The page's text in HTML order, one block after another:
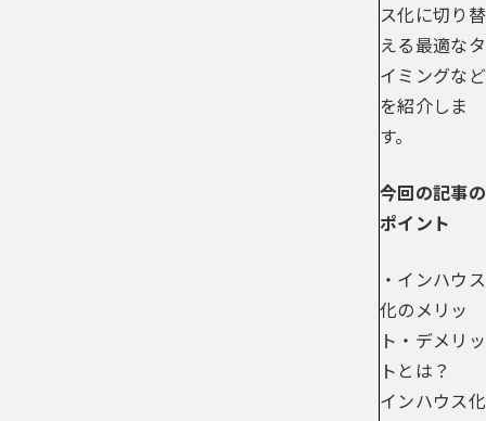
ス化に切り替
える最適なタ
イミングなど
を紹介しま
す。
今回の記事の
ポイント
・インハウス
化のメリッ
ト・デメリッ
トとは？
インハウス化